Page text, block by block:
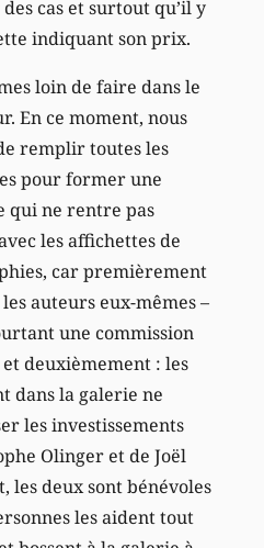
cas et surtout qu’il y
indiquant son prix.
loin de faire dans le
En ce moment, nous
remplir toutes les
pour former une
qui ne rentre pas
les affichettes de
car premièrement
auteurs eux-mêmes –
une commission
deuxièmement : les
dans la galerie ne
les investissements
Olinger et de Joël
les deux sont bénévoles
les aident tout